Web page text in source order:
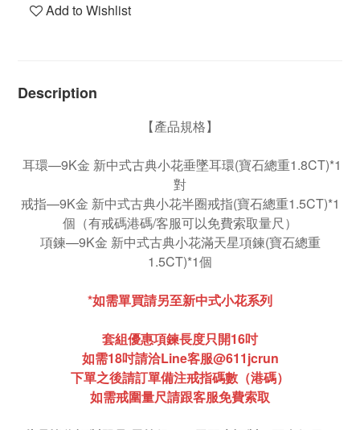
Add to Wishlist
Description
【產品規格】
耳環—9K金 新中式古典小花垂墜耳環(寶石總重1.8CT)*1
對
戒指—9K金 新中式古典小花半圈戒指(寶石總重1.5CT)*1
個（有戒碼港碼/客服可以免費索取量尺）
項鍊—9K金 新中式古典小花滿天星項鍊(寶石總重
1.5CT)*1個
*如需單買請另至新中式小花系列
套組優惠項鍊長度只開16吋
如需18吋請洽Line客服@611jcrun
下單之後請訂單備注戒指碼數（港碼）
如需戒圍量尺請跟客服免費索取